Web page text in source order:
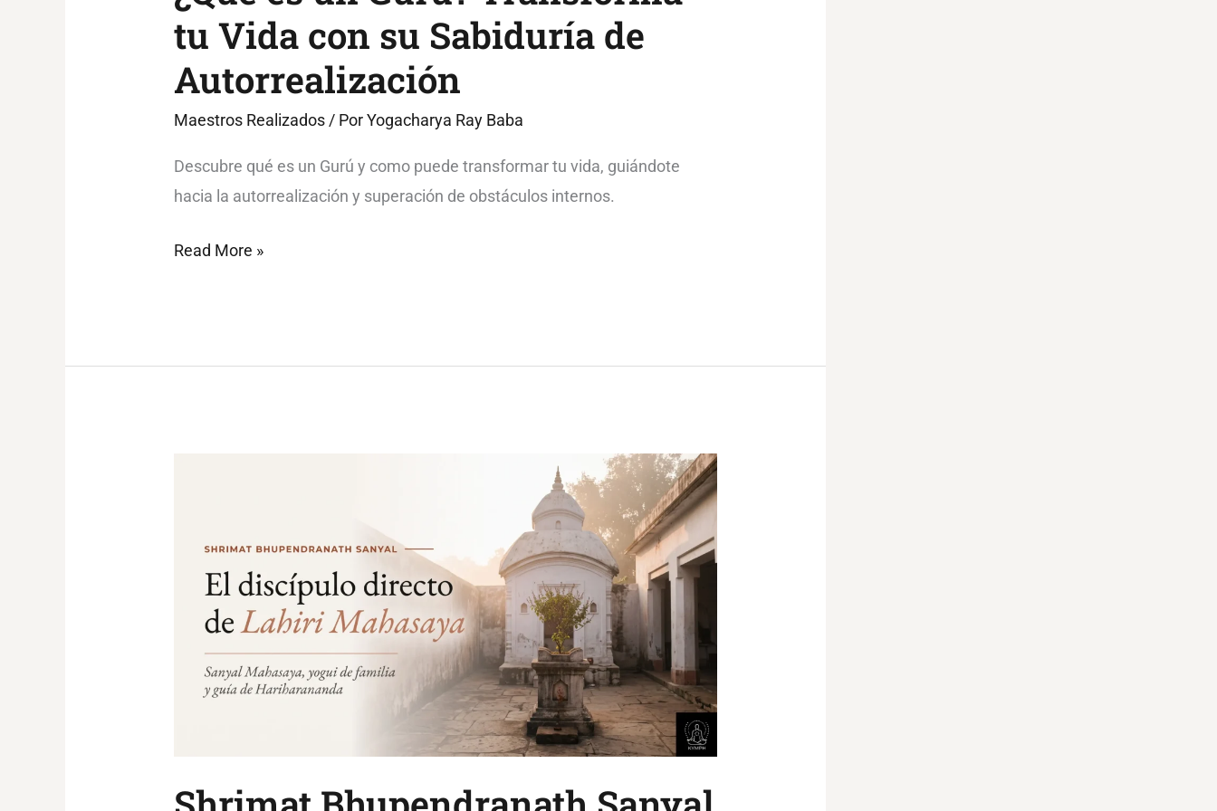
tu Vida con su Sabiduría de
Autorrealización
Maestros Realizados / PorYogacharya Ray Baba
Descubre qué es un Gurú y como puede transformar tu vida, guiándote
hacia la autorrealización y superación de obstáculos internos.
Read More »
Mahashaya